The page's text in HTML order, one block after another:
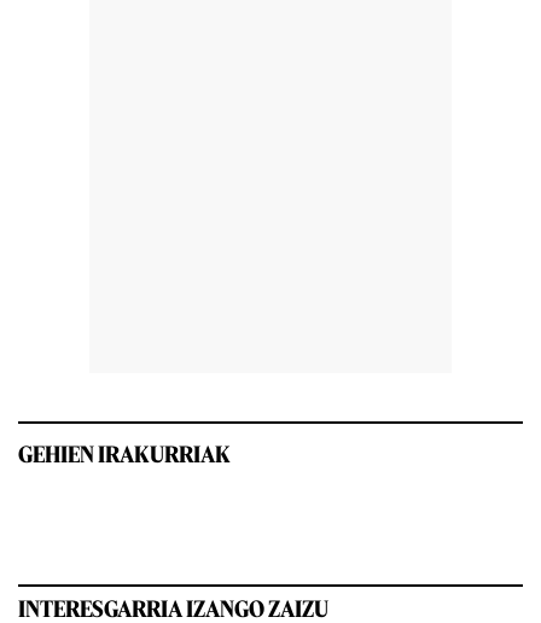
GEHIEN IRAKURRIAK
INTERESGARRIA IZANGO ZAIZU